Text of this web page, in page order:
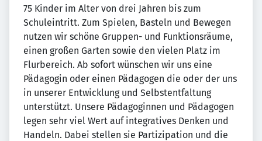
75 Kinder im Alter von drei Jahren bis zum
Schuleintritt. Zum Spielen, Basteln und Bewegen
nutzen wir schöne Gruppen- und Funktionsräume,
einen großen Garten sowie den vielen Platz im
Flurbereich. Ab sofort wünschen wir uns eine
Pädagogin oder einen Pädagogen die oder der uns
in unserer Entwicklung und Selbstentfaltung
unterstützt. Unsere Pädagoginnen und Pädagogen
legen sehr viel Wert auf integratives Denken und
Handeln. Dabei stellen sie Partizipation und die